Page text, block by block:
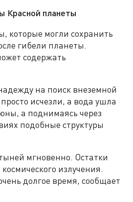
Красной планеты
которые могли сохранить
гибели планеты.
содержать
на поиск внеземной
исчезли, а вода ушла
а поднимаясь через
подобные структуры
мгновенно. Остатки
излучения.
долгое время, сообщает